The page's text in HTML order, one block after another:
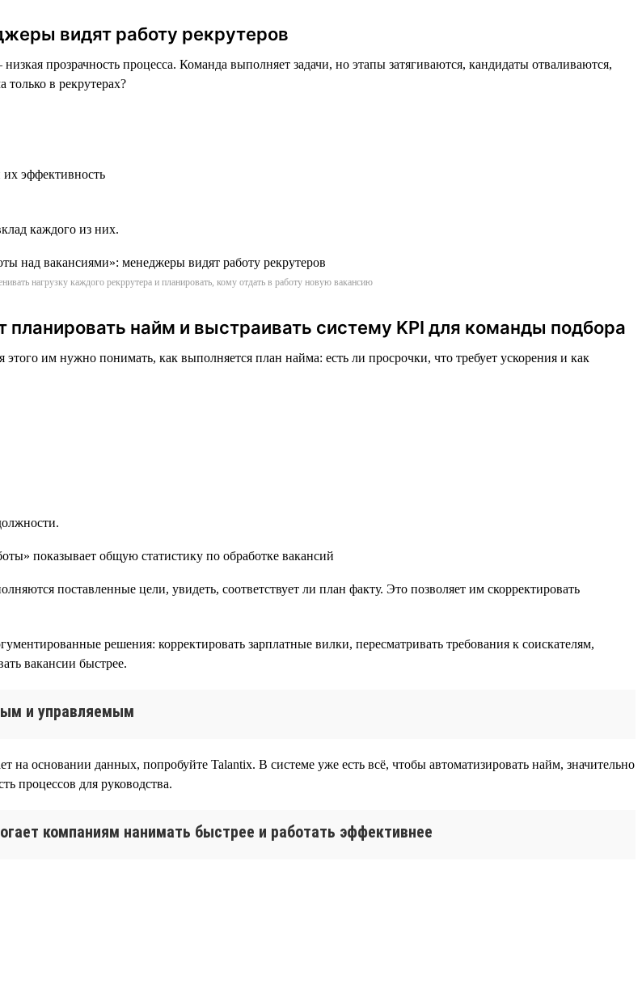
видят работу рекрутеров
прозрачность процесса. Команда выполняет задачи, но этапы затягиваются, кандидаты отваливаются,
в рекрутерах?
эффективность
каждого из них.
нагрузку каждого рекррутера и планировать, кому отдать в работу новую вакансию
планировать найм и выстраивать систему KPI для команды подбора
им нужно понимать, как выполняется план найма: есть ли просрочки, что требует ускорения и как
поставленные цели, увидеть, соответствует ли план факту. Это позволяет им скорректировать
решения: корректировать зарплатные вилки, пересматривать требования к соискателям,
вакансии быстрее.
и управляемым
на основании данных, попробуйте Talantix. В системе уже есть всё, чтобы автоматизировать найм, значительно
процессов для руководства.
компаниям нанимать быстрее и работать эффективнее